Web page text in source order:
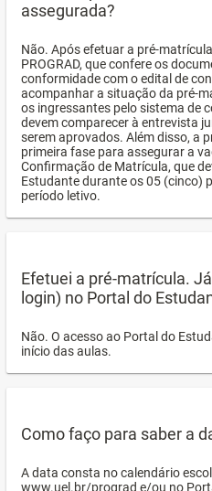
assegurada?
Não. Após efetuar a pré-
PROGRAD, que confere os
conformidade com o edital de
acompanhar a situação da pré-
os ingressantes pelo sistema de
devem comparecer à entrevista
serem aprovados. Além disso, a
primeira fase para assegurar a
Confirmação de Matrícula, que
Estudante durante os 05 (cinco)
período letivo.
Efetuei a pré-matrícula.
login) no Portal do
Não. O acesso ao Portal do
início das aulas.
Como faço para saber a
A data consta no calendário
www.uel.br/prograd e/ou no